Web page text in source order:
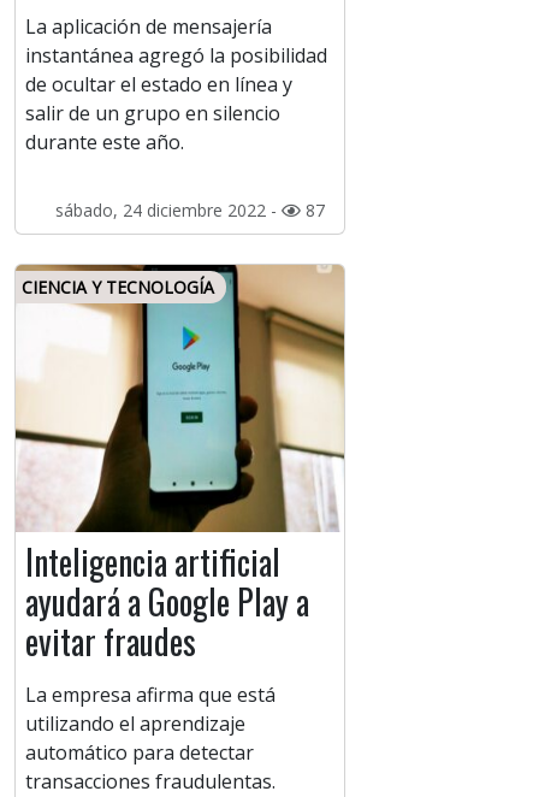
La aplicación de mensajería
instantánea agregó la posibilidad
de ocultar el estado en línea y
salir de un grupo en silencio
durante este año.
sábado, 24 diciembre 2022 - 87
CIENCIA Y TECNOLOGÍA
Inteligencia artificial
ayudará a Google Play a
evitar fraudes
La empresa afirma que está
utilizando el aprendizaje
automático para detectar
transacciones fraudulentas.